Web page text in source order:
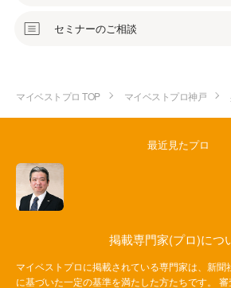
セミナーのご相談
マイベストプロ TOP マイベストプロ神戸
最近見たプロ
掲載専門家(プロ)につ
マイベストプロに掲載されている専門家は、新
に基づいた一定の基準を満たした方たちです。